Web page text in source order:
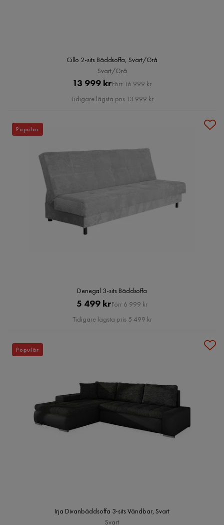
Cillo 2-sits Bäddsoffa, Svart/Grå
Svart/Grå
Pris
13 999 krOriginal
Pris
Förr 16 999 kr
Tidigare lägsta pris 13 999 kr
Denegal 3-sits Bäddsoffa
Pris
5 499 krOriginal
Pris
Förr 6 999 kr
Tidigare lägsta pris 5 499 kr
Populär
Irja Divanbäddsoffa 3-sits Vändbar, Svart
Svart
Populär